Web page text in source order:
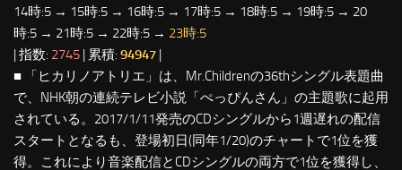
14時:5 → 15時:5 → 16時:5 → 17時:5 → 18時:5 → 19時:5 → 20
時:5 → 21時:5 → 22時:5 → 23時:5
| 指数: 2745 | 累積: 94947 |
■ 「ヒカリノアトリエ」は、Mr.Childrenの36thシングル表題曲
で、NHK朝の連続テレビ小説「ぺっぴんさん」の主題歌に起用
されている。2017/1/11発売のCDシングルから1週遅れの配信
スタートとなるも、登場初日(同年1/20)のチャートで1位を獲
得。これにより音楽配信とCDシングルの両方で1位を獲得し、